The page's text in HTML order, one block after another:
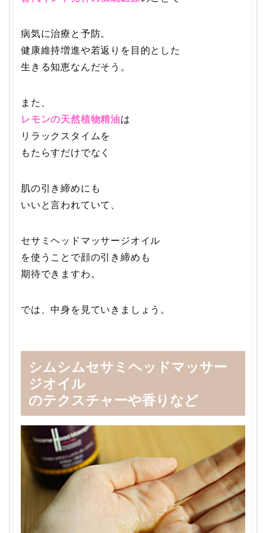
病気に治療と予防。
健康維持増進や若返りを目的とした
生きる知恵なんだそう。
また、
レモンの天然植物精油は
リラックスタイムを
もたらすだけでなく
肌の引き締めにも
いいと言われていて、
セサミヘッドマッサージオイル
を使うことで顔の引き締めも
期待できますわ。
では、中身を見ていきましょう。
シムシムセサミヘッドマッサー
ジオイル
のテクスチャーや香りなど